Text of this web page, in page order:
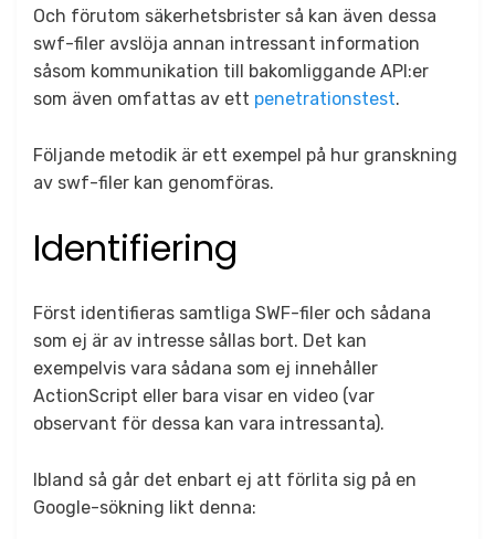
Och förutom säkerhetsbrister så kan även dessa
swf-filer avslöja annan intressant information
såsom kommunikation till bakomliggande API:er
som även omfattas av ett penetrationstest.
Följande metodik är ett exempel på hur granskning
av swf-filer kan genomföras.
Identifiering
Först identifieras samtliga SWF-filer och sådana
som ej är av intresse sållas bort. Det kan
exempelvis vara sådana som ej innehåller
ActionScript eller bara visar en video (var
observant för dessa kan vara intressanta).
Ibland så går det enbart ej att förlita sig på en
Google-sökning likt denna: